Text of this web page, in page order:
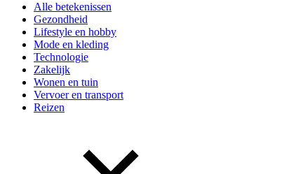
Alle betekenissen
Gezondheid
Lifestyle en hobby
Mode en kleding
Technologie
Zakelijk
Wonen en tuin
Vervoer en transport
Reizen